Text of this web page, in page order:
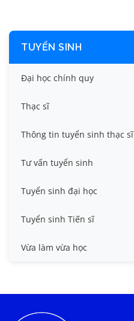
TUYỂN SINH
Đại học chính quy
Điểm chuẩn các năm
Thông tin tuyển sinh
Thạc sĩ
Thông tin tuyển sinh thạc sĩ
Tư vấn tuyển sinh
Tuyển sinh đại học
Tuyển sinh Tiến sĩ
Vừa làm vừa học